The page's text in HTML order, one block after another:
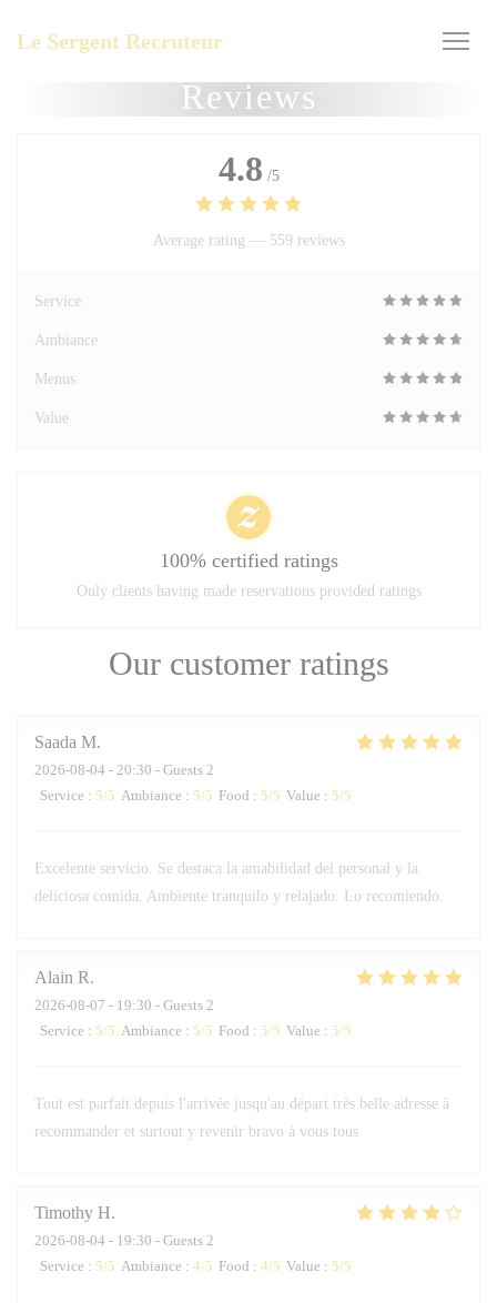
Le Sergent Recruteur
Reviews
Our customer ratings
Saada M
2026-08-04 - 20:30 - Guests 2
Service : 5/5 Ambiance : 5/5 Food : 5/5 Value : 5/5
Excelente servicio. Se destaca la amabilidad del personal y la
deliciosa comida. Ambiente tranquilo y relajado. Lo recomiendo.
Alain R
2026-08-07 - 19:30 - Guests 2
Service : 5/5 Ambiance : 5/5 Food : 5/5 Value : 5/5
Tout est parfait depuis l'arrivée jusqu'au départ très belle adresse à
recommander et surtout y revenir bravo à vous tous
Timothy H
2026-08-04 - 19:30 - Guests 2
Service : 5/5 Ambiance : 4/5 Food : 4/5 Value : 5/5
4.8 /5
Average rating — 559 reviews
Service
Ambiance
Menus
Value
100% certified ratings
Only clients having made reservations provided ratings